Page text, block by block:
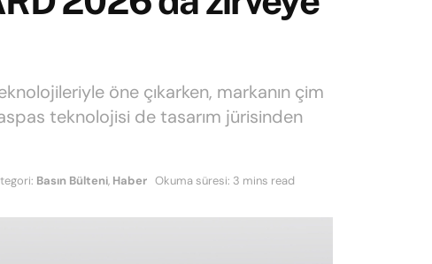
öne çıkarken, markanın çim
teknolojisi de tasarım jürisinden
Basın Bülteni, Haber Okuma süresi: 3 mins read